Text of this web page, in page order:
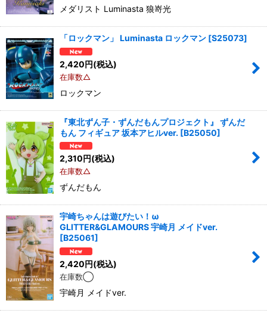
メダリスト Luminasta 狼嵜光
「ロックマン」 Luminasta ロックマン [S25073]
2,420円(税込)
在庫数△
ロックマン
『東北ずん子・ずんだもんプロジェクト』 ずんだ
もん フィギュア 坂本アヒルver. [B25050]
2,310円(税込)
在庫数△
ずんだもん
宇崎ちゃんは遊びたい！ω
GLITTER&GLAMOURS 宇崎月 メイドver.
[B25061]
2,420円(税込)
在庫数◯
宇崎月 メイドver.